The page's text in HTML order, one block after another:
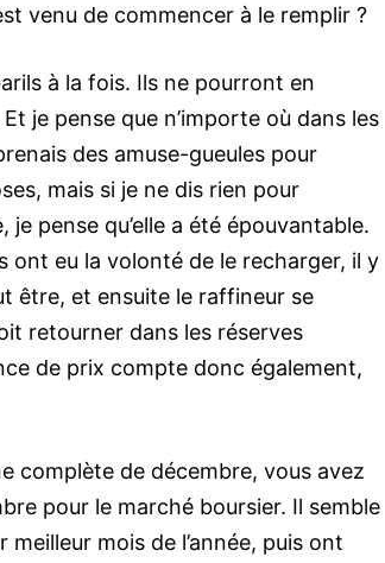
venu de commencer à le remplir ?
à la fois. Ils ne pourront en
je pense que n’importe où dans les
des amuse-gueules pour
mais si je ne dis rien pour
pense qu’elle a été épouvantable.
ont eu la volonté de le recharger, il y
être, et ensuite le raffineur se
retourner dans les réserves
de prix compte donc également,
complète de décembre, vous avez
pour le marché boursier. Il semble
mois de l’année, puis ont